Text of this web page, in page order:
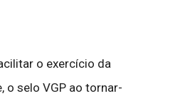
o exercício da
o selo VGP ao tornar-